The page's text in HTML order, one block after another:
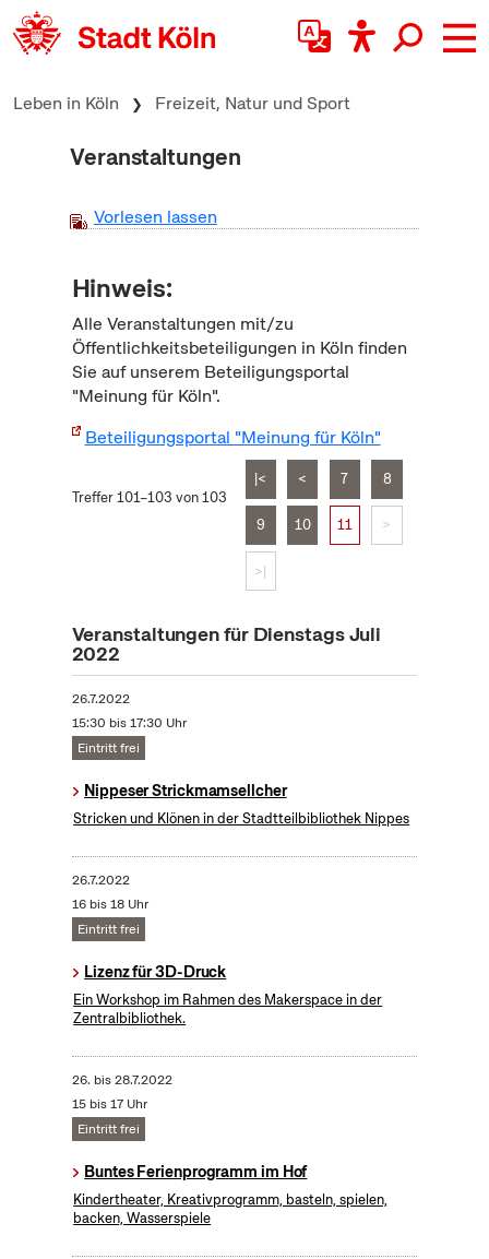
zum Inhalt springen
Leben in Köln Freizeit, Natur und Sport
Veranstaltungen
Vorlesen lassen
Hinweis:
Alle Veranstaltungen mit/zu
Öffentlichkeitsbeteiligungen in Köln finden
Sie auf unserem Beteiligungsportal
"Meinung für Köln".
Beteiligungsportal "Meinung für Köln"
Treffer 101–103 von 103
|< < 7 8
9 10 11 >
>|
Veranstaltungen für Dienstags Juli
2022
26.7.2022
15:30 bis 17:30 Uhr
Eintritt frei
Nippeser Strickmamsellcher
Stricken und Klönen in der Stadtteilbibliothek Nippes
26.7.2022
16 bis 18 Uhr
Eintritt frei
Lizenz für 3D-Druck
Ein Workshop im Rahmen des Makerspace in der
Zentralbibliothek.
26. bis28.7.2022
15 bis 17 Uhr
Eintritt frei
Buntes Ferienprogramm im Hof
Kindertheater, Kreativprogramm, basteln, spielen,
backen, Wasserspiele